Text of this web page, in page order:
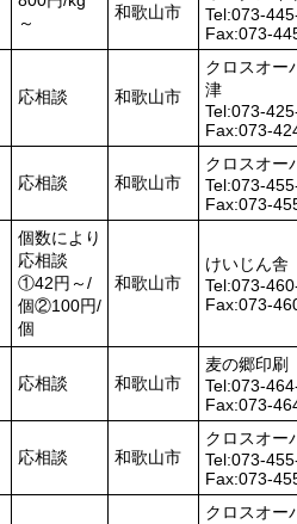
～
和歌山市
Tel:073-
Fax:073-
応相談 和歌山市
クロスオ
津
Tel:073-
Fax:073-
応相談 和歌山市
クロスオー
Tel:073-
Fax:073-
個数により
応相談
①42円～/
個②100円/
個
和歌山市
けいじん舎
Tel:073-
Fax:073-
応相談 和歌山市
麦の郷印刷
Tel:073-
Fax:073-
応相談 和歌山市
クロスオー
Tel:073-
Fax:073-
クロスオ